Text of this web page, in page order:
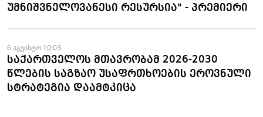
უმნიშვნელოვანესი რესურსია" - პრემიერი
6 აგვისტო 10:03
საქართველოს მთავრობამ 2026-2030
წლების საგზაო უსაფრთხოების ეროვნული
სტრატეგია დაამტკიცა